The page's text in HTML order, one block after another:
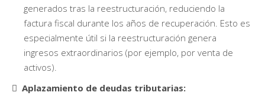
generados tras la reestructuración, reduciendo la
factura fiscal durante los años de recuperación. Esto es
especialmente útil si la reestructuración genera
ingresos extraordinarios (por ejemplo, por venta de
activos).
 Aplazamiento de deudas tributarias: